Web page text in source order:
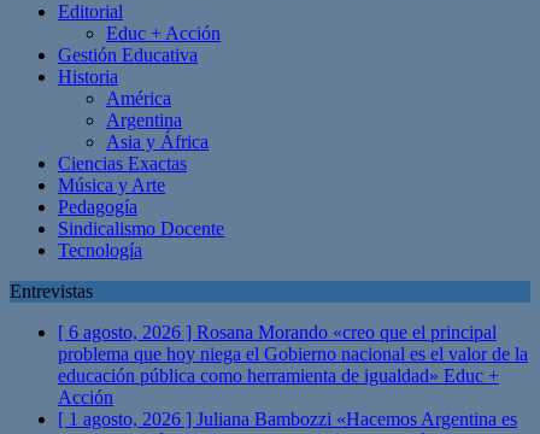
Editorial
Educ + Acción
Gestión Educativa
Historia
América
Argentina
Asia y África
Ciencias Exactas
Música y Arte
Pedagogía
Sindicalismo Docente
Tecnología
Entrevistas
[ 6 agosto, 2026 ] Rosana Morando «creo que el principal
problema que hoy niega el Gobierno nacional es el valor de la
educación pública como herramienta de igualdad» Educ +
Acción
[ 1 agosto, 2026 ] Juliana Bambozzi «Hacemos Argentina es